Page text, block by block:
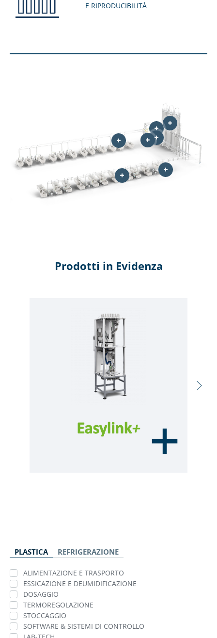
E RIPRODUCIBILITÀ
Prodotti in Evidenza
PLASTICA REFRIGERAZIONE
ALIMENTAZIONE E TRASPORTO
ESSICAZIONE E DEUMIDIFICAZIONE
DOSAGGIO
TERMOREGOLAZIONE
STOCCAGGIO
SOFTWARE & SISTEMI DI CONTROLLO